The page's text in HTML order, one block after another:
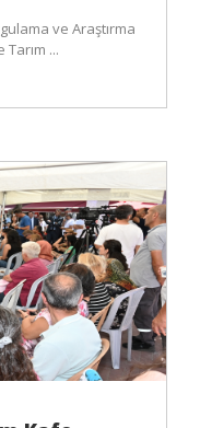
ve Araştırma
...